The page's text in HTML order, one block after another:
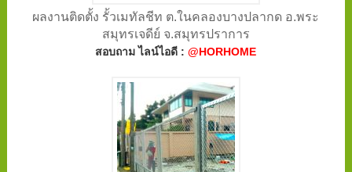
ผลงานติดตั้ง รั้วเมทัลชีท ต.ในคลองบางปลากด อ.พระ
สมุทรเจดีย์ จ.สมุทรปราการ
สอบถาม ไลน์ไอดี :@HORHOME